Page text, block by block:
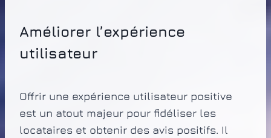
Améliorer l’expérience
utilisateur
Offrir une expérience utilisateur positive
est un atout majeur pour fidéliser les
locataires et obtenir des avis positifs. Il